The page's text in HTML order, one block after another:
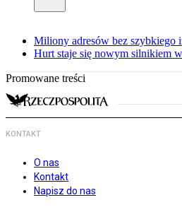
Miliony adresów bez szybkiego
Hurt staje się nowym silnikiem
Promowane treści
KONTAKT
O nas
Kontakt
Napisz do nas